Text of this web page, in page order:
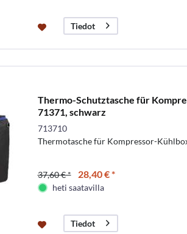
Tiedot
Thermo-Schutztasche für
71371, schwarz
713710
Thermotasche für Kompressor-
37,60 € * 28,40 € *
heti saatavilla
Tiedot